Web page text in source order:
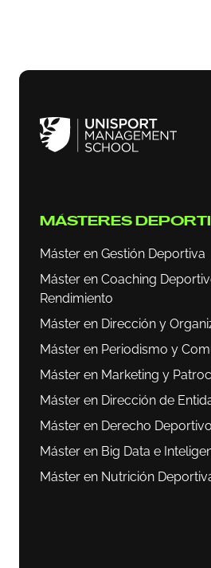
MÁSTERES
Máster en Gestión Deportiva
Máster en Coaching
Rendimiento
Máster en Dirección y
Máster en Periodismo y
Máster en Marketing y
Máster en Dirección de
Máster en Derecho
Máster en Big Data e
Máster en Nutrición